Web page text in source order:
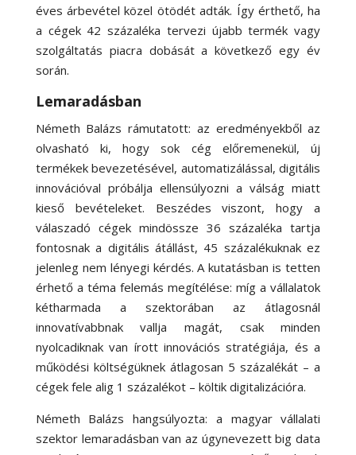
éves árbevétel közel ötödét adták. Így érthető, ha
a cégek 42 százaléka tervezi újabb termék vagy
szolgáltatás piacra dobását a következő egy év
során.
Lemaradásban
Németh Balázs rámutatott: az eredményekből az
olvasható ki, hogy sok cég előremenekül, új
termékek bevezetésével, automatizálással, digitális
innovációval próbálja ellensúlyozni a válság miatt
kieső bevételeket. Beszédes viszont, hogy a
válaszadó cégek mindössze 36 százaléka tartja
fontosnak a digitális átállást, 45 százalékuknak ez
jelenleg nem lényegi kérdés. A kutatásban is tetten
érhető a téma felemás megítélése: míg a vállalatok
kétharmada a szektorában az átlagosnál
innovatívabbnak vallja magát, csak minden
nyolcadiknak van írott innovációs stratégiája, és a
működési költségüknek átlagosan 5 százalékát – a
cégek fele alig 1 százalékot – költik digitalizációra.
Németh Balázs hangsúlyozta: a magyar vállalati
szektor lemaradásban van az úgynevezett big data